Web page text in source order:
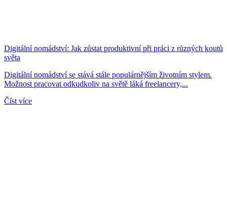
Digitální nomádství: Jak zůstat produktivní při práci z různých koutů
světa
Digitální nomádství se stává stále populárnějším životním stylem.
Možnost pracovat odkudkoliv na světě láká freelancery,...
Číst více